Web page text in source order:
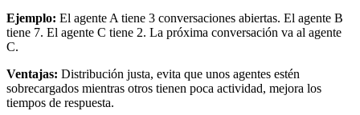
Ejemplo: El agente A tiene 3 conversaciones abiertas. El agente B
tiene 7. El agente C tiene 2. La próxima conversación va al agente
C.
Ventajas: Distribución justa, evita que unos agentes estén
sobrecargados mientras otros tienen poca actividad, mejora los
tiempos de respuesta.